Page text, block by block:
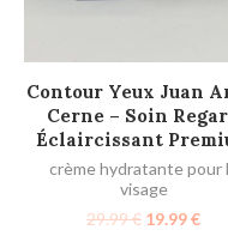
AJOUTER AU PANIER
Contour Yeux Juan
Cerne – Soin
Éclaircissant
crème hydratante pour
visage
29.99€ 19.99€